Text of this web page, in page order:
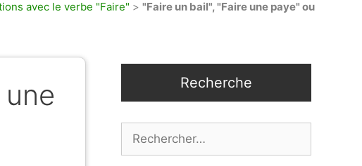
avec le verbe "Faire" > "Faire un bail", "Faire une paye" ou
Recherche